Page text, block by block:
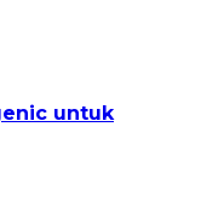
untuk